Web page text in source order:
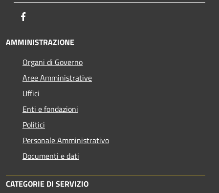
AMMINISTRAZIONE
Organi di Governo
Aree Amministrative
Uffici
Enti e fondazioni
Politici
Personale Amministrativo
Documenti e dati
CATEGORIE DI SERVIZIO